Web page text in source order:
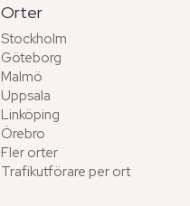
Orter
Stockholm
Göteborg
Malmö
Uppsala
Linköping
Örebro
Fler orter
Trafikutförare per ort